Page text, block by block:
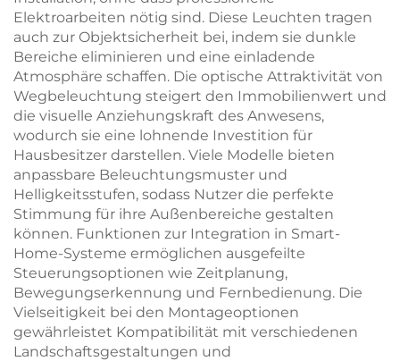
Elektroarbeiten nötig sind. Diese Leuchten tragen
auch zur Objektsicherheit bei, indem sie dunkle
Bereiche eliminieren und eine einladende
Atmosphäre schaffen. Die optische Attraktivität von
Wegbeleuchtung steigert den Immobilienwert und
die visuelle Anziehungskraft des Anwesens,
wodurch sie eine lohnende Investition für
Hausbesitzer darstellen. Viele Modelle bieten
anpassbare Beleuchtungsmuster und
Helligkeitsstufen, sodass Nutzer die perfekte
Stimmung für ihre Außenbereiche gestalten
können. Funktionen zur Integration in Smart-
Home-Systeme ermöglichen ausgefeilte
Steuerungsoptionen wie Zeitplanung,
Bewegungserkennung und Fernbedienung. Die
Vielseitigkeit bei den Montageoptionen
gewährleistet Kompatibilität mit verschiedenen
Landschaftsgestaltungen und